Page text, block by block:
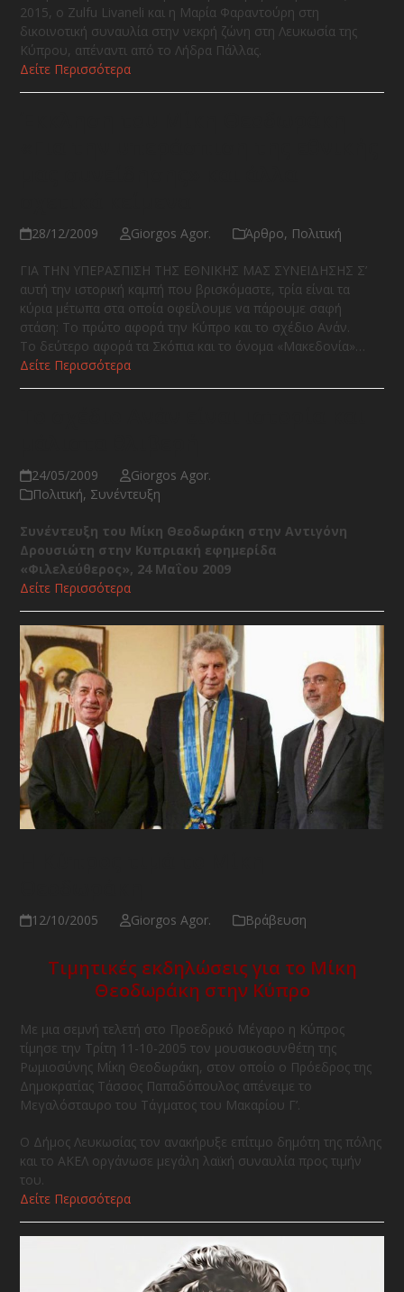
2015, ο Zulfu Livaneli και η Μαρία Φαραντούρη στη
δικοινοτική συναυλία στην νεκρή ζώνη στη Λευκωσία της
Κύπρου, απέναντι από το Λήδρα Πάλλας.
Δείτε Περισσότερα
28/12/2009 Giorgos Agor. Άρθρο, Πολιτική
ΓΙΑ ΤΗΝ ΥΠΕΡΑΣΠΙΣΗ ΤΗΣ ΕΘΝΙΚΗΣ ΜΑΣ ΣΥΝΕΙΔΗΣΗΣ Σ’
αυτή την ιστορική καμπή που βρισκόμαστε, τρία είναι τα
κύρια μέτωπα στα οποία οφείλουμε να πάρουμε σαφή
στάση: Το πρώτο αφορά την Κύπρο και το σχέδιο Ανάν.
Το δεύτερο αφορά τα Σκόπια και το όνομα «Μακεδονία»…
Δείτε Περισσότερα
24/05/2009
Giorgos Agor.
Πολιτική, Συνέντευξη
Συνέντευξη του Μίκη Θεοδωράκη στην Αντιγόνη
Δρουσιώτη στην Κυπριακή εφημερίδα
«Φιλελεύθερος», 24 Μαΐου 2009
Δείτε Περισσότερα
12/10/2005 Giorgos Agor. Βράβευση
Τιμητικές εκδηλώσεις για το Μίκη
Θεοδωράκη στην Κύπρο
Με μια σεμνή τελετή στο Προεδρικό Μέγαρο η Κύπρος
τίμησε την Τρίτη 11-10-2005 τον μουσικοσυνθέτη της
Ρωμιοσύνης Μίκη Θεοδωράκη, στον οποίο ο Πρόεδρος της
Δημοκρατίας Τάσσος Παπαδόπουλος απένειμε το
Μεγαλόσταυρο του Τάγματος του Μακαρίου Γ’.
Ο Δήμος Λευκωσίας τον ανακήρυξε επίτιμο δημότη της πόλης
και το ΑΚΕΛ οργάνωσε μεγάλη λαϊκή συναυλία προς τιμήν
του.
Δείτε Περισσότερα